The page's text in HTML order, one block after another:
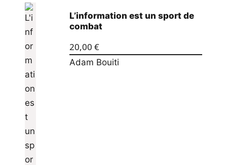
L’information est un sport de
combat
20,00 €
Adam Bouiti